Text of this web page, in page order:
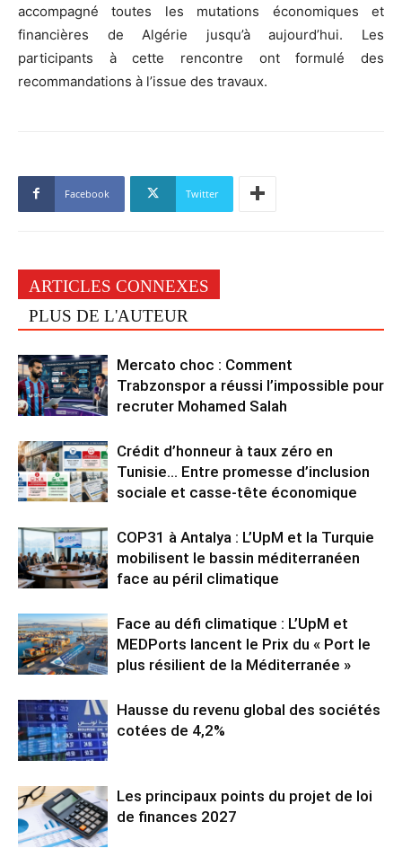
accompagné toutes les mutations économiques et
financières de Algérie jusqu’à aujourd’hui. Les
participants à cette rencontre ont formulé des
recommandations à l’issue des travaux.
Facebook Twitter
ARTICLES CONNEXES
PLUS DE L'AUTEUR
Mercato choc : Comment
Trabzonspor a réussi l’impossible pour
recruter Mohamed Salah
Crédit d’honneur à taux zéro en
Tunisie… Entre promesse d’inclusion
sociale et casse-tête économique
COP31 à Antalya : L’UpM et la Turquie
mobilisent le bassin méditerranéen
face au péril climatique
Face au défi climatique : L’UpM et
MEDPorts lancent le Prix du « Port le
plus résilient de la Méditerranée »
Hausse du revenu global des sociétés
cotées de 4,2%
Les principaux points du projet de loi
de finances 2027